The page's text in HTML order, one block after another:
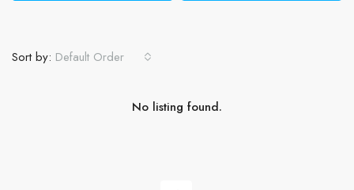
Sort by: Default Order
No listing found.